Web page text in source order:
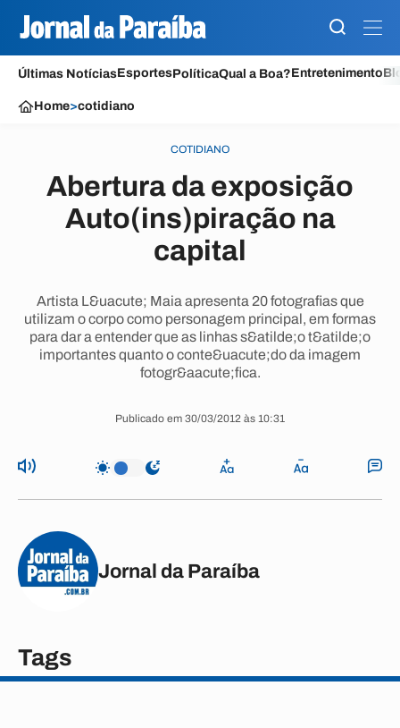
Últimas NotíciasEsportesPolíticaQual a Boa?Entretenimento
Home>cotidiano
COTIDIANO
Abertura da exposição
Auto(ins)piração na
capital
Artista L&uacute; Maia apresenta 20 fotografias que
utilizam o corpo como personagem principal, em formas
para dar a entender que as linhas s&atilde;o t&atilde;o
importantes quanto o conte&uacute;do da imagem
fotogr&aacute;fica.
Publicado em 30/03/2012 às 10:31
Jornal da Paraíba
Tags